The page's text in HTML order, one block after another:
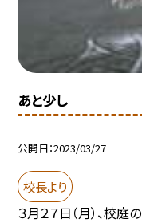
あと少し
公開日 2023/03/27
校長より
３月２７日（月）、校